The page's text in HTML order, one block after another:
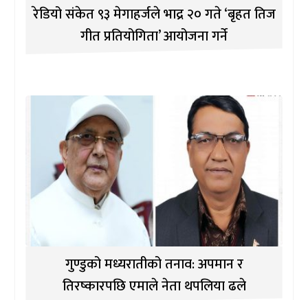
रेडियो संकेत ९३ मेगाहर्जले भाद्र २० गते ‘बृहत तिज
गीत प्रतियोगिता’ आयोजना गर्ने
गुण्डुको मध्यरातीको तनाव: अपमान र
तिरष्कारपछि एमाले नेता थपलिया ढले